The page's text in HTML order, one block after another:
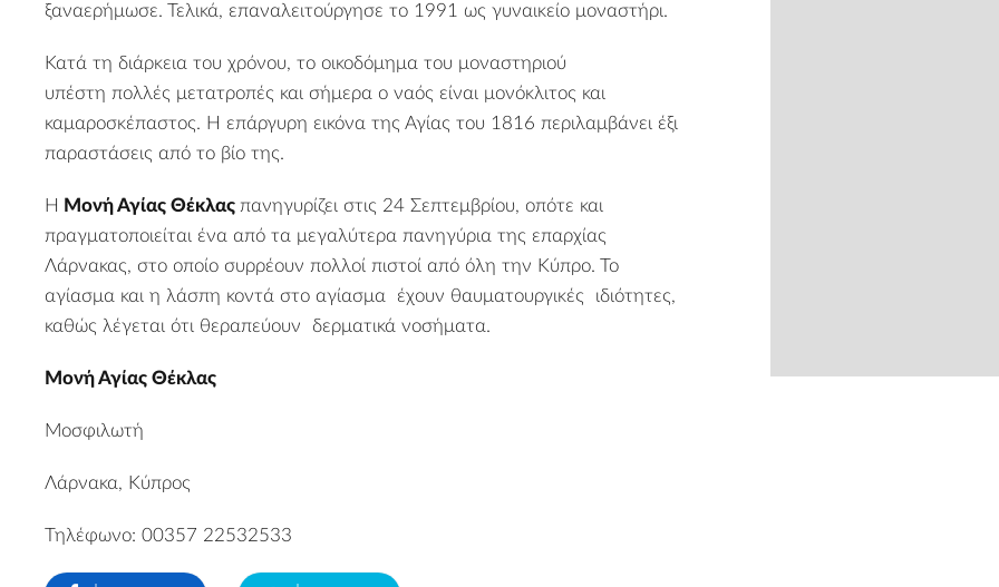
ξαναερήμωσε. Τελικά, επαναλειτούργησε το 1991 ως γυναικείο μοναστήρι.
Κατά τη διάρκεια του χρόνου, το οικοδόμημα του μοναστηριού
υπέστη πολλές μετατροπές και σήμερα ο ναός είναι μονόκλιτος και
καμαροσκέπαστος. Η επάργυρη εικόνα της Αγίας του 1816 περιλαμβάνει έξι
παραστάσεις από το βίο της.
Η Μονή Αγίας Θέκλας πανηγυρίζει στις 24 Σεπτεμβρίου, οπότε και
πραγματοποιείται ένα από τα μεγαλύτερα πανηγύρια της επαρχίας
Λάρνακας, στο οποίο συρρέουν πολλοί πιστοί από όλη την Κύπρο. Το
αγίασμα και η λάσπη κοντά στο αγίασμα έχουν θαυματουργικές ιδιότητες,
καθώς λέγεται ότι θεραπεύουν δερματικά νοσήματα.
Μονή Αγίας Θέκλας
Μοσφιλωτή
Λάρνακα, Κύπρος
Τηλέφωνο: 00357 22532533